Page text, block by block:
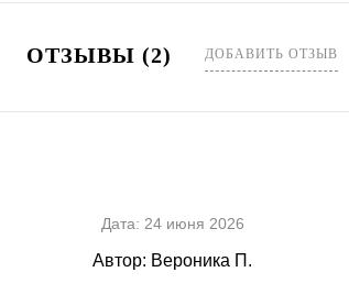
ОТЗЫВЫ (2) ДОБАВИТЬ ОТЗЫВ
Дата: 24 июня 2026
Автор: Вероника П.